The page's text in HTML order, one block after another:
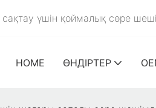
үшін қоймалық сөре
HOME ӨНДІРТЕР